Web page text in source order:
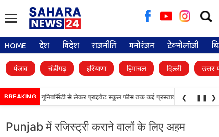
for:
HOME देश विदेश राजनीति मनोरंजन टेक्नोलॉजी
पंजाब चंडीगढ़ हरियाणा हिमाचल दिल्ली उत्तर
BREAKING
डिजिटल यूनिवर्सिटी से लेकर प्राइवेट स्कूल फीस तक कई प्रस्तावों को मंजूरी • पंजाब
❮ ❚❚ ❯
Punjab में रजिस्ट्री कराने वालों के लिए अहम